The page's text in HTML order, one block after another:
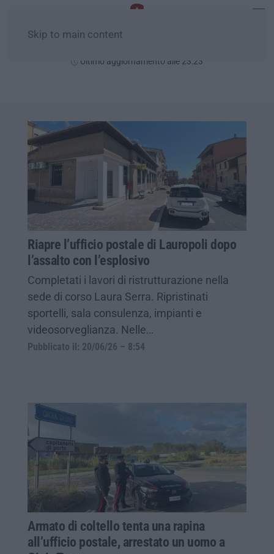
Skip to main content
Ultimo aggiornamento alle 23:23
Riapre l’ufficio postale di Lauropoli dopo
l’assalto con l’esplosivo
Completati i lavori di ristrutturazione nella
sede di corso Laura Serra. Ripristinati
sportelli, sala consulenza, impianti e
videosorveglianza. Nelle…
Pubblicato il: 20/06/26 – 8:54
Armato di coltello tenta una rapina
all’ufficio postale, arrestato un uomo a